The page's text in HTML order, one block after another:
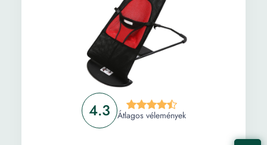
4.3 Átlagos vélemények